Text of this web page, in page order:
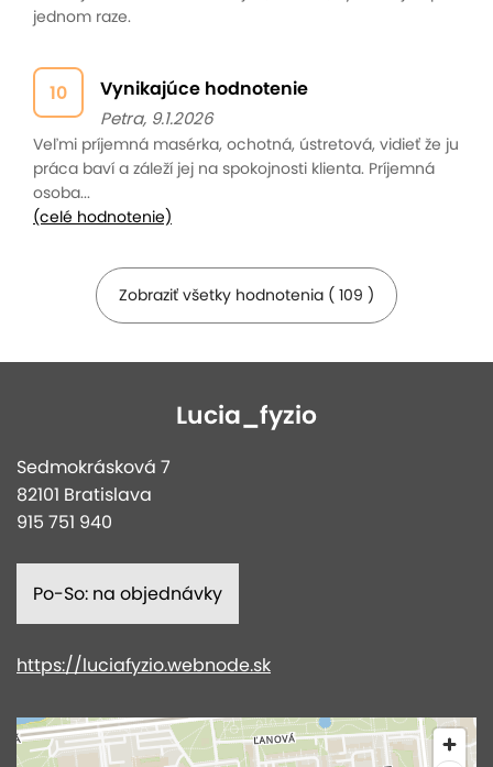
jednom raze.
10 Vynikajúce hodnotenie
Petra, 9.1.2026
Veľmi príjemná masérka, ochotná, ústretová, vidieť že ju
práca baví a záleží jej na spokojnosti klienta. Príjemná
osoba...
(celé hodnotenie)
Zobraziť všetky hodnotenia ( 109 )
Lucia_fyzio
Sedmokrásková 7
82101 Bratislava
915 751 940
Po-So: na objednávky
https://luciafyzio.webnode.sk